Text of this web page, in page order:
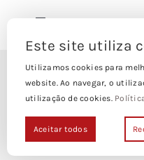
Navigation
Termos e Condições
©
Loja Edições Piaget by
direitos Reservados |
Este site utiliza
Utilizamos cookies para
website. Ao navegar, o
utilização de cookies.
Aceitar todos